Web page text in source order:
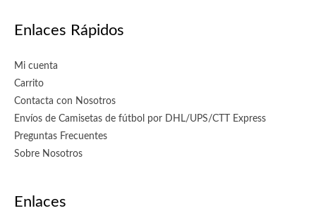
Enlaces Rápidos
Mi cuenta
Carrito
Contacta con Nosotros
Envíos de Camisetas de fútbol por DHL/UPS/CTT Express
Preguntas Frecuentes
Sobre Nosotros
Enlaces